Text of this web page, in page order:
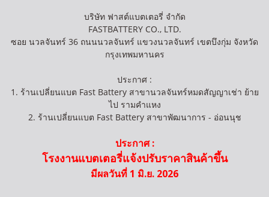
บริษัท ฟาสต์แบตเตอรี่ จำกัด
FASTBATTERY CO., LTD.
ซอย นวลจันทร์ 36 ถนนนวลจันทร์ แขวงนวลจันทร์ เขตบึงกุ่ม จังหวัด
กรุงเทพมหานคร
ประกาศ :
1. ร้านเปลี่ยนแบต Fast Battery สาขานวลจันทร์หมดสัญญาเช่า ย้าย
ไป รามคำแหง
2. ร้านเปลี่ยนแบต Fast Battery สาขาพัฒนาการ - อ่อนนุช
ประกาศ :
โรงงานแบตเตอรี่แจ้งปรับราคาสินค้าขึ้น
มีผลวันที่ 1 มิ.ย. 2026